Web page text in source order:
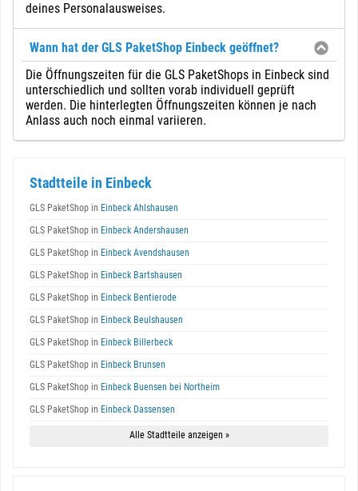
deines Personalausweises.
Wann hat der GLS PaketShop Einbeck geöffnet?
Die Öffnungszeiten für die GLS PaketShops in Einbeck sind
unterschiedlich und sollten vorab individuell geprüft
werden. Die hinterlegten Öffnungszeiten können je nach
Anlass auch noch einmal variieren.
Stadtteile in Einbeck
GLS PaketShop in Einbeck Ahlshausen
GLS PaketShop in Einbeck Andershausen
GLS PaketShop in Einbeck Avendshausen
GLS PaketShop in Einbeck Bartshausen
GLS PaketShop in Einbeck Bentierode
GLS PaketShop in Einbeck Beulshausen
GLS PaketShop in Einbeck Billerbeck
GLS PaketShop in Einbeck Brunsen
GLS PaketShop in Einbeck Buensen bei Northeim
GLS PaketShop in Einbeck Dassensen
Alle Stadtteile anzeigen »